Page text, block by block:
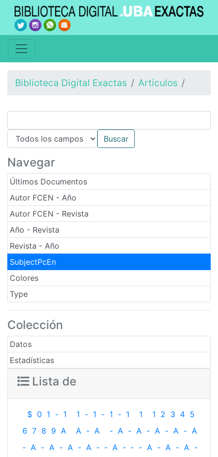
Biblioteca Digital Exactas Artículos
Navegar
Últimos Documentos
Autor FCEN - Año
Autor FCEN - Revista
Año - Revista
Revista - Año
SubjectPcEn
Colores
Type
Colección
Datos
Estadísticas
Lista de
$ 0 1 - 1 1 - 1 - 1 - 1 1 1 2 3 4 5
6 7 8 9 A A - A - A - A - A - A - A
- A - A - A - A - ‐ A - ‐ - A - A - A -